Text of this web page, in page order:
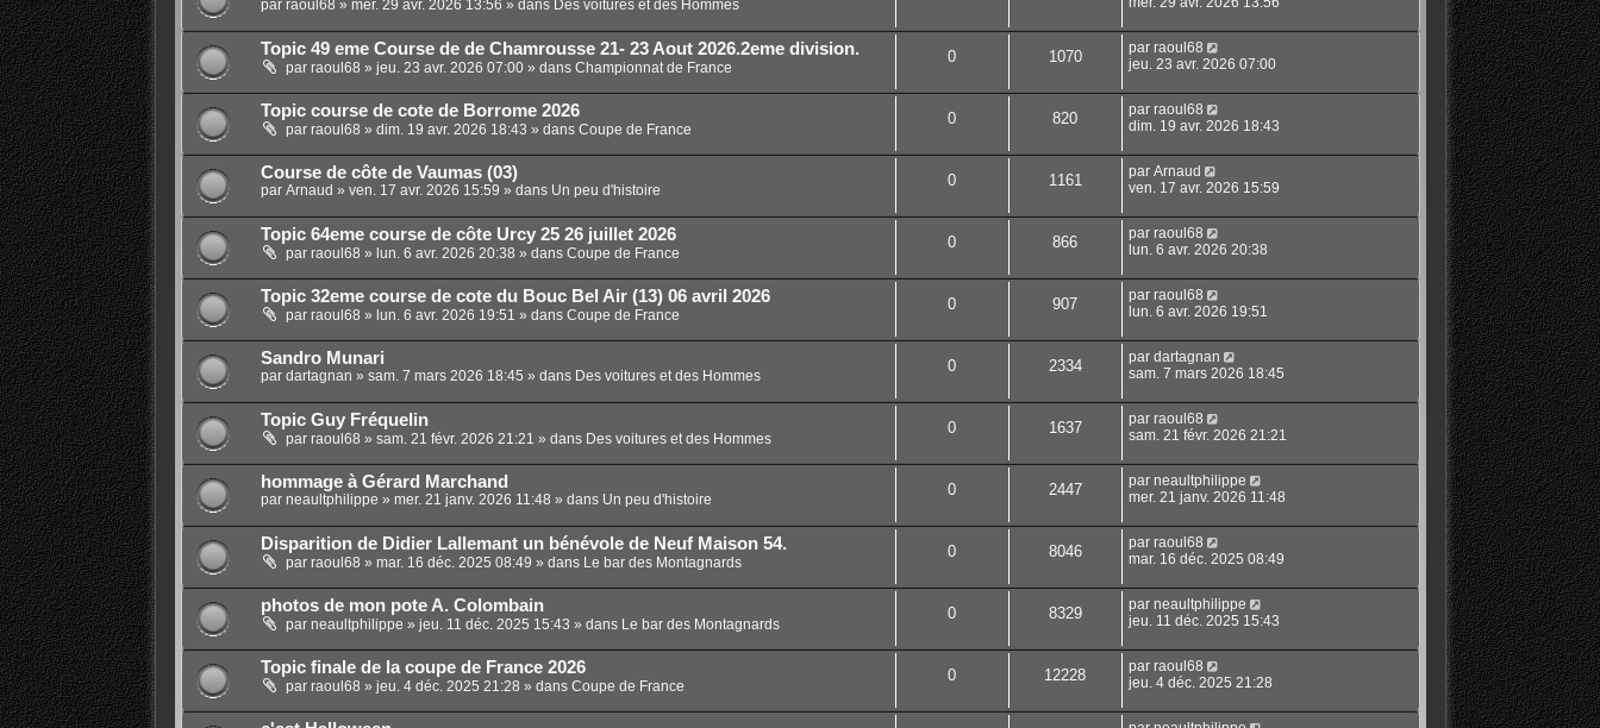
par raoul68 » mer. 29 avr. 2026 13:56 » dans Des voitures et des Hommes
Topic 49 eme Course de de Chamrousse 21- 23 Aout 2026.2eme division.
par raoul68 » jeu. 23 avr. 2026 07:00» dans Championnat de France
0 1070 par raoul68
jeu. 23 avr. 2026 07:00
Topic course de cote de Borrome 2026
par raoul68 » dim. 19 avr. 2026 18:43 » dans Coupe de France
0 820 par raoul68
dim. 19 avr. 2026 18:43
Course de côte de Vaumas (03)
par Arnaud » ven. 17 avr. 2026 15:59 » dans Un peu d'histoire
0 1161 par Arnaud
ven. 17 avr. 2026 15:59
Topic 64eme course de côte Urcy 25 26 juillet 2026
par raoul68 » lun. 6 avr. 2026 20:38 » dans Coupe de France
0 866 par raoul68
lun. 6 avr. 2026 20:38
Topic 32eme course de cote du Bouc Bel Air (13) 06 avril 2026
par raoul68 » lun. 6 avr. 2026 19:51 » dans Coupe de France
0 907 par raoul68
lun. 6 avr. 2026 19:51
Sandro Munari
par dartagnan » sam. 7 mars 2026 18:45 » dans Des voitures et des Hommes
0 2334 par dartagnan
sam. 7 mars 2026 18:45
Topic Guy Fréquelin
par raoul68 » sam. 21 févr. 2026 21:21 » dans Des voitures et des Hommes
0 1637 par raoul68
sam. 21 févr. 2026 21:21
hommage à Gérard Marchand
par neaultphilippe » mer. 21 janv. 2026 11:48 » dans Un peu d'histoire
0 2447 par neaultphilippe
mer. 21 janv. 2026 11:48
Disparition de Didier Lallemant un bénévole de Neuf Maison 54.
par raoul68 » mar. 16 déc. 2025 08:49 » dans Le bar des Montagnards
0 8046 par raoul68
mar. 16 déc. 2025 08:49
photos de mon pote A. Colombain
par neaultphilippe » jeu. 11 déc. 2025 15:43 » dans Le bar des Montagnards
0 8329 par neaultphilippe
jeu. 11 déc. 2025 15:43
Topic finale de la coupe de France 2026
par raoul68 » jeu. 4 déc. 2025 21:28 » dans Coupe de France
0 12228 par raoul68
jeu. 4 déc. 2025 21:28